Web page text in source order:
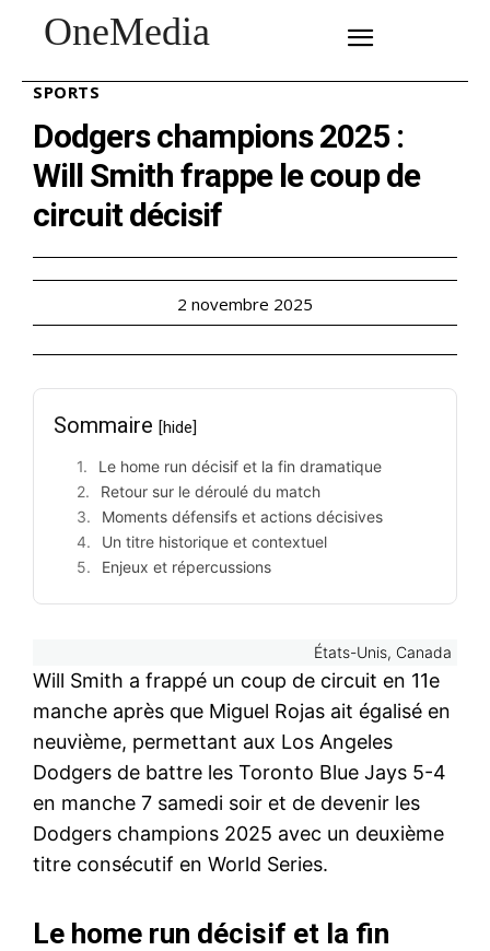
OneMedia
SPORTS
Dodgers champions 2025 :
Will Smith frappe le coup de
circuit décisif
2 novembre 2025
Sommaire [hide]
Le home run décisif et la fin dramatique
Retour sur le déroulé du match
Moments défensifs et actions décisives
Un titre historique et contextuel
Enjeux et répercussions
États-Unis, Canada
Will Smith a frappé un coup de circuit en 11e
manche après que Miguel Rojas ait égalisé en
neuvième, permettant aux Los Angeles
Dodgers de battre les Toronto Blue Jays 5-4
en manche 7 samedi soir et de devenir les
Dodgers champions 2025 avec un deuxième
titre consécutif en World Series.
Le home run décisif et la fin